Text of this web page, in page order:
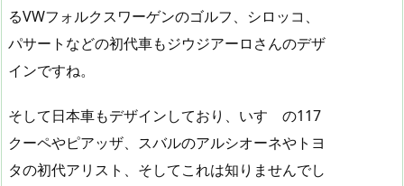
るVWフォルクスワーゲンのゴルフ、シロッコ、
パサートなどの初代車もジウジアーロさんのデザ
インですね。
そして日本車もデザインしており、いすゞの117
クーペやピアッザ、スバルのアルシオーネやトヨ
タの初代アリスト、そしてこれは知りませんでし